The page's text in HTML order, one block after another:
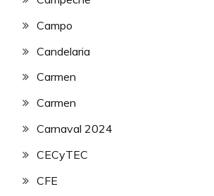
Campo
Candelaria
Carmen
Carmen
Carnaval 2024
CECyTEC
CFE